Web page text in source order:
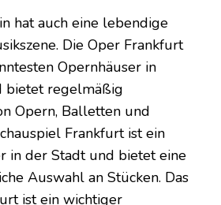
hat auch eine lebendige
Die Oper Frankfurt
Opernhäuser in
bietet regelmäßig
Opern, Balletten und
Frankfurt ist ein
in der Stadt und bietet eine
Auswahl an Stücken. Das
ist ein wichtiger